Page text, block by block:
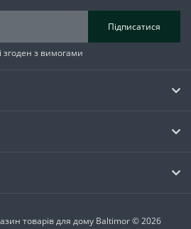
Підписатися
і згоден з вимогами
товарів для дому Baltimor © 2026